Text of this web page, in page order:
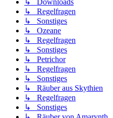
↳ Downloads
↳ Regelfragen
↳ Sonstiges
↳ Ozeane
↳ Regelfragen
↳ Sonstiges
↳ Petrichor
↳ Regelfragen
↳ Sonstiges
↳ Räuber aus Skythien
↳ Regelfragen
↳ Sonstiges